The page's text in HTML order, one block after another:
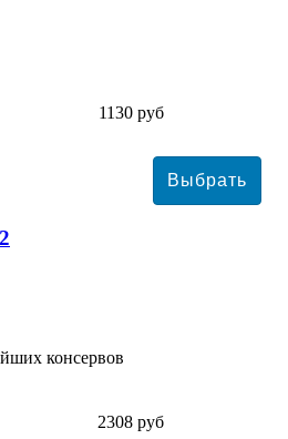
1130 руб
консервов
2308 руб